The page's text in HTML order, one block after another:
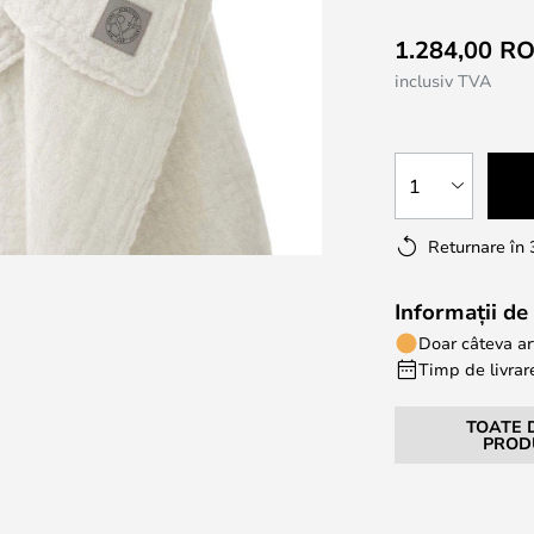
1.284,00
inclusiv TVA
1
Returnare în
Informații
Doar câteva
Timp de
TOATE